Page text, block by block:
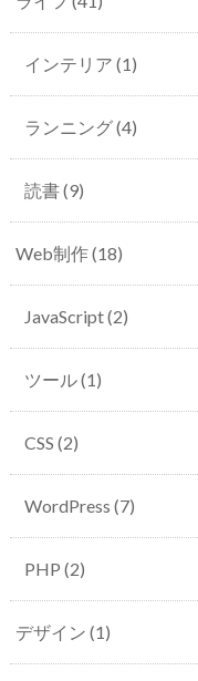
インテリア (1)
ランニング(4)
読書(9)
Web制作(18)
JavaScript(2)
ツール(1)
CSS (2)
WordPress (7)
PHP (2)
デザイン (1)